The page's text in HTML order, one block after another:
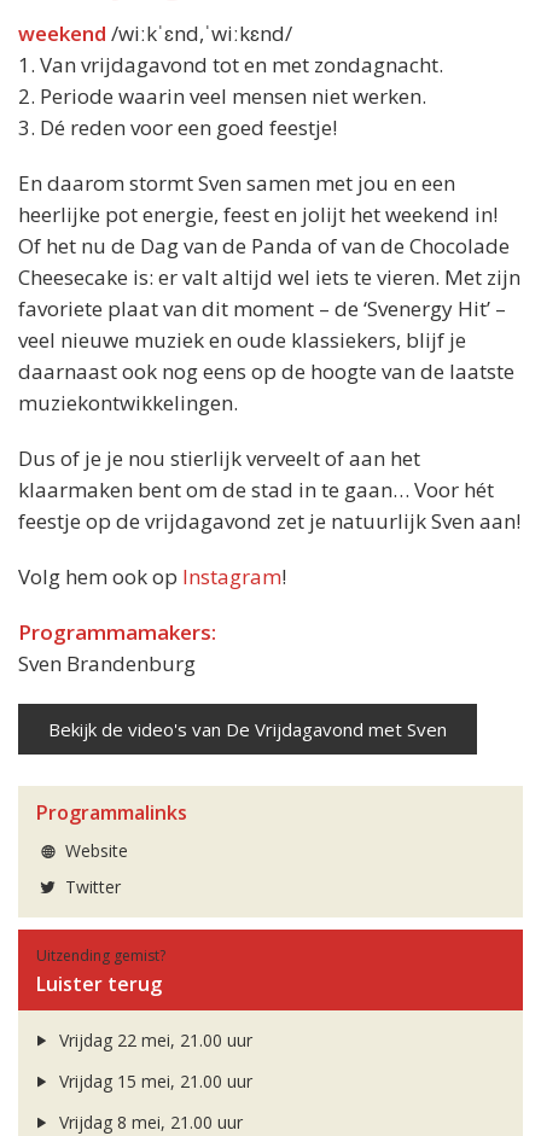
weekend /wiːkˈɛnd,ˈwiːkɛnd/
1. Van vrijdagavond tot en met zondagnacht.
2. Periode waarin veel mensen niet werken.
3. Dé reden voor een goed feestje!
En daarom stormt Sven samen met jou en een
heerlijke pot energie, feest en jolijt het weekend in!
Of het nu de Dag van de Panda of van de Chocolade
Cheesecake is: er valt altijd wel iets te vieren. Met zijn
favoriete plaat van dit moment – de ‘Svenergy Hit’ –
veel nieuwe muziek en oude klassiekers, blijf je
daarnaast ook nog eens op de hoogte van de laatste
muziekontwikkelingen.
Dus of je je nou stierlijk verveelt of aan het
klaarmaken bent om de stad in te gaan… Voor hét
feestje op de vrijdagavond zet je natuurlijk Sven aan!
Volg hem ook op Instagram!
Programmamakers:
Sven Brandenburg
Bekijk de video's van De Vrijdagavond met Sven
Programmalinks
Website
Twitter
Uitzending gemist?
Luister terug
Vrijdag 22 mei, 21.00 uur
Vrijdag 15 mei, 21.00 uur
Vrijdag 8 mei, 21.00 uur